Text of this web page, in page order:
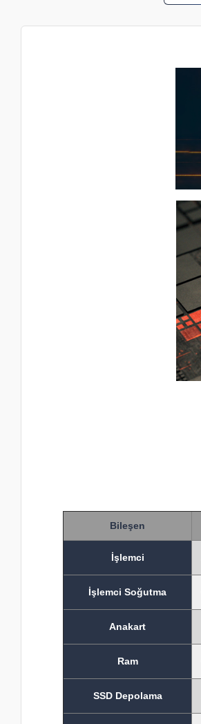
Bileşen
İşlemci
İşlemci Soğutma
Anakart
Ram
SSD Depolama